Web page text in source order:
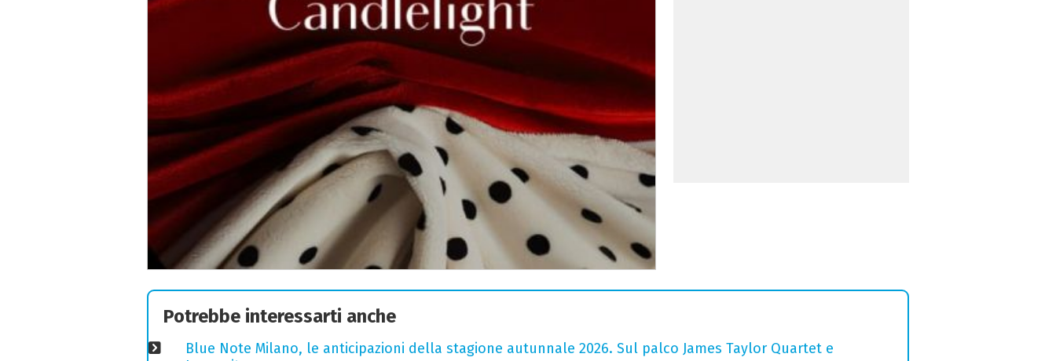
Potrebbe interessarti anche
Blue Note Milano, le anticipazioni della stagione autunnale 2026. Sul palco James Taylor Quartet e